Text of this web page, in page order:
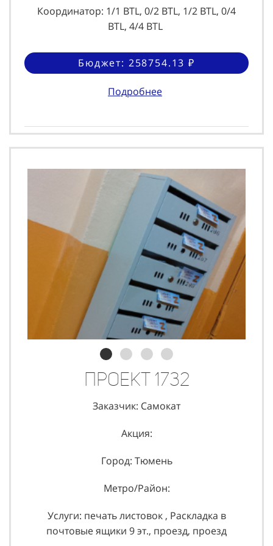
Координатор: 1/1 BTL, 0/2 BTL, 1/2 BTL, 0/4
BTL, 4/4 BTL
Бюджет: 258754.13 ₽
Подробнее
Проект 1732
Заказчик: Самокат
Акция:
Город: Тюмень
Метро/Район:
Услуги: печать листовок , Раскладка в
почтовые ящики 9 эт., проезд, проезд